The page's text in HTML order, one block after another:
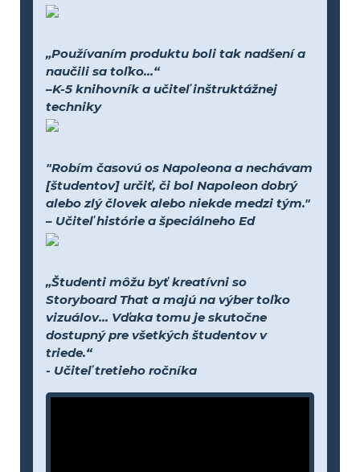
„Používaním produktu boli tak nadšení a
naučili sa toľko...“
–K-5 knihovník a učiteľ inštruktážnej
techniky
"Robím časovú os Napoleona a nechávam
[študentov] určiť, či bol Napoleon dobrý
alebo zlý človek alebo niekde medzi tým."
– Učiteľ histórie a špeciálneho Ed
„Študenti môžu byť kreatívni so
Storyboard That a majú na výber toľko
vizuálov... Vďaka tomu je skutočne
dostupný pre všetkých študentov v
triede.“
- Učiteľ tretieho ročníka